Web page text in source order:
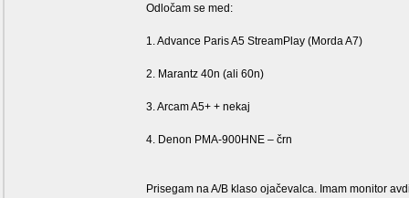
Odločam se med:
1. Advance Paris A5 StreamPlay (Morda A7)
2. Marantz 40n (ali 60n)
3. Arcam A5+ + nekaj
4. Denon PMA-900HNE – črn
Prisegam na A/B klaso ojačevalca. Imam monitor